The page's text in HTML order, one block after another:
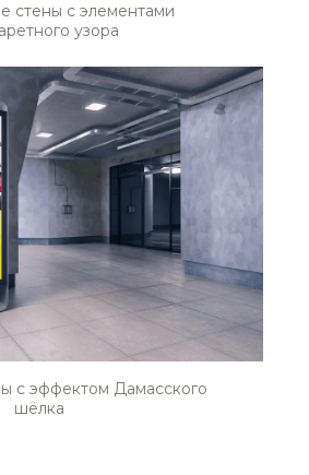
стены с элементами
узора
с эффектом Дамасского
шёлка